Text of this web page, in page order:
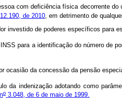
com deficiência física decorrente
12.190, de 2010 , em detrimento de
investido de poderes específicos para
para a identificação do número de
ocasião da concessão da pensão
indenização adotando como
o 3.048, de 6 de maio de 1999.